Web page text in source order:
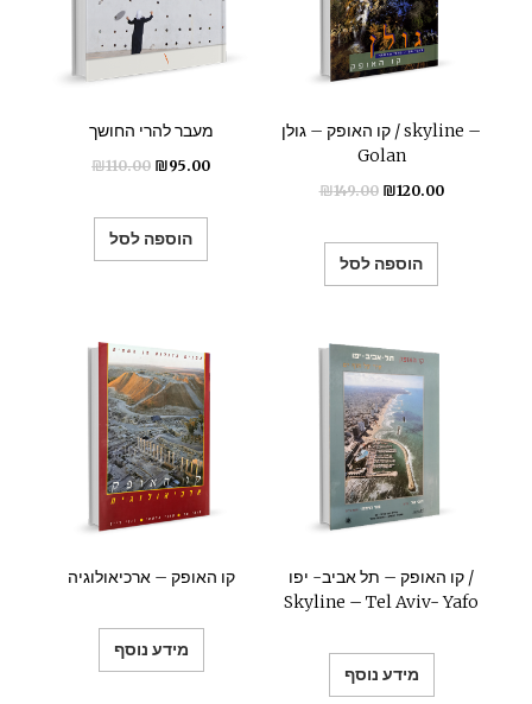
מעבר להרי החושך
₪110.00 ₪95.00
הוספה לסל
קו האופק – גולן / skyline –
Golan
₪149.00 ₪120.00
הוספה לסל
קו האופק – ארכיאולוגיה
מידע נוסף
קו האופק – תל אביב- יפו /
Skyline – Tel Aviv- Yafo
מידע נוסף